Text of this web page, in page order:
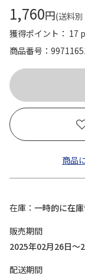
1,760円(送料
獲得ポイント： 17
商品番号
商品
在庫
一時的に在
販売期間
2025年02月26日～
配送期間